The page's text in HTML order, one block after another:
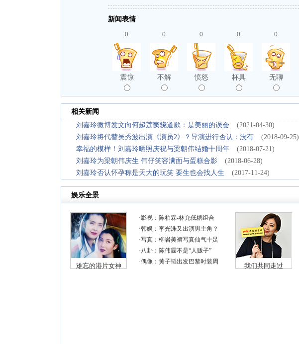
新闻表情
0
震惊
0
不解
0
愤怒
0
杯具
0
无聊
相关新闻
刘嘉玲微博发文向何超莲窦骁道歉：是美丽的误会
(2021-04-30)
刘嘉玲将代替吴秀波出演《演员2》？导演进行否认：没有
(2018-09-25)
幸福的模样！刘嘉玲晒照庆祝与梁朝伟结婚十周年
(2018-07-21)
刘嘉玲为梁朝伟庆生 伟仔笑容满面与蛋糕合影
(2018-06-28)
刘嘉玲否认怀孕称是天大的玩笑 要生也会找人生
(2017-11-24)